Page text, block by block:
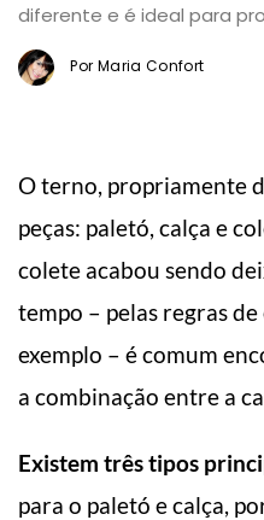
diferente e é ideal para
Por Maria Confort
O terno, propriamente
peças: paletó, calça e
colete acabou sendo
tempo – pelas regras
exemplo – é comum
a combinação entre a
Existem três tipos
para o paletó e calça,